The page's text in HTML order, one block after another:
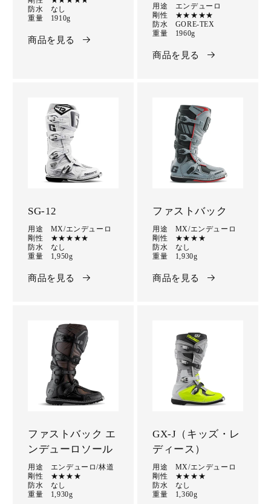
防水 なし
重量 1910g
商品を見る
用途 エンデューロ
剛性 ★★★★★
防水 GORE-TEX
重量 1960g
商品を見る
SG-12
用途 MX/エンデューロ
剛性 ★★★★★
防水 なし
重量 1,950g
商品を見る
ファストバック
用途 MX/エンデューロ
剛性 ★★★★
防水 なし
重量 1,930g
商品を見る
ファストバック エ
ンデューロソール
用途 エンデューロ/林道
剛性 ★★★★
防水 なし
重量 1,930g
GX-J（キッズ・レ
ディース）
用途 MX/エンデューロ
剛性 ★★★★
防水 なし
重量 1,360g